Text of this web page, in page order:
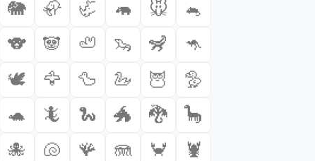
🐘 🦣 🦏 🦛 🐭
🐁
🐨 🐼 🦥 🦦 🦨
🦘
🕊️ 🦅 🦆 🦢 🦉
🦤
🐢 🦎 🐍 🐲 🐉
🦕
🐙 🐚 🪸 🪼 🦀
🦞